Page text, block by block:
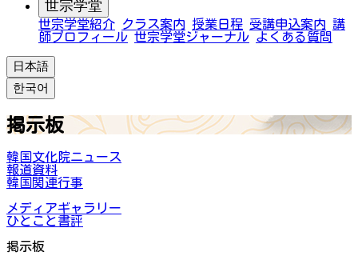
世宗学堂
世宗学堂紹介 クラス案内 授業日程 受講申込案内 講
師プロフィール 世宗学堂ジャーナル よくある質問
日本語
한국어
掲示板
韓国文化院ニュース
報道資料
韓国関連行事
メディアギャラリー
ひとこと書評
掲示板